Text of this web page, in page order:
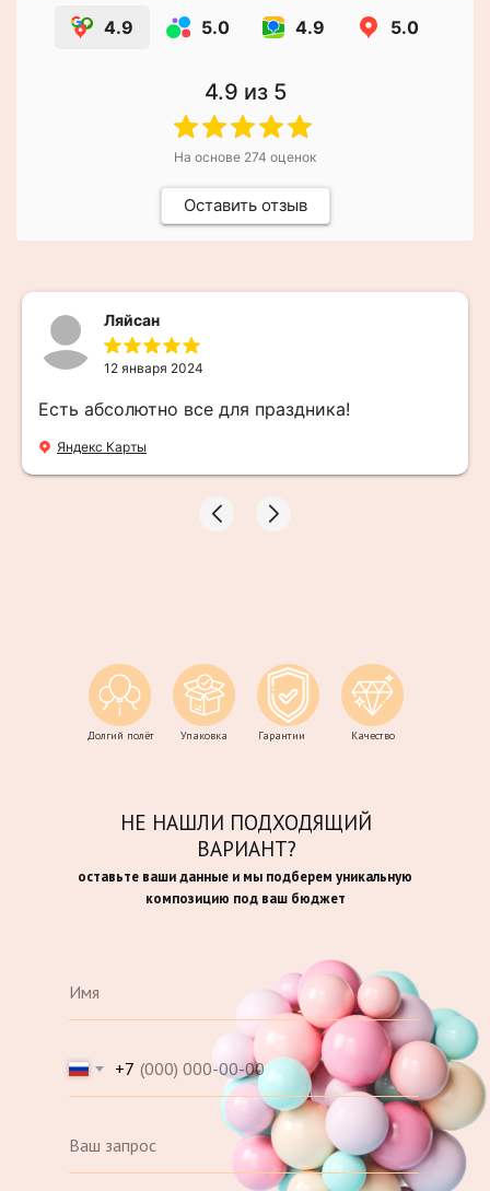
4.9 5.0 4.9 5.0
4.9 из 5
На основе 274 оценок
Оставить отзыв
Ляйсан
12 января 2024
Есть абсолютно все для праздника!
Яндекс Карты
Долгий полёт Упаковка Гарантии Качество
+7
оставьте ваши данные и мы подберем уникальную
композицию под ваш бюджет
НЕ НАШЛИ ПОДХОДЯЩИЙ
ВАРИАНТ?